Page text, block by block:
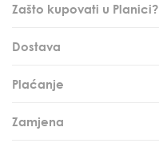
Zašto kupovati u Planici?
Dostava
Plaćanje
Zamjena